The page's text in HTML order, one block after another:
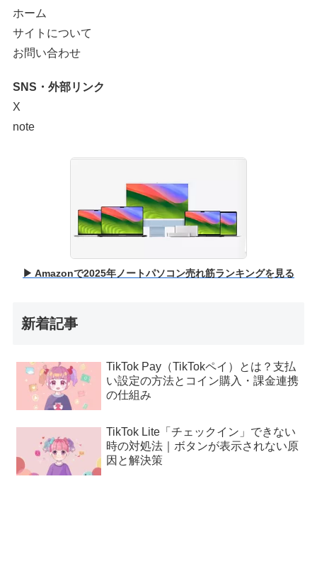
ホーム
サイトについて
お問い合わせ
SNS・外部リンク
X
note
▶ Amazonで2025年ノートパソコン売れ筋ランキングを見る
新着記事
TikTok Pay（TikTokペイ）とは？支払
い設定の方法とコイン購入・課金連携
の仕組み
TikTok Lite「チェックイン」できない
時の対処法｜ボタンが表示されない原
因と解決策